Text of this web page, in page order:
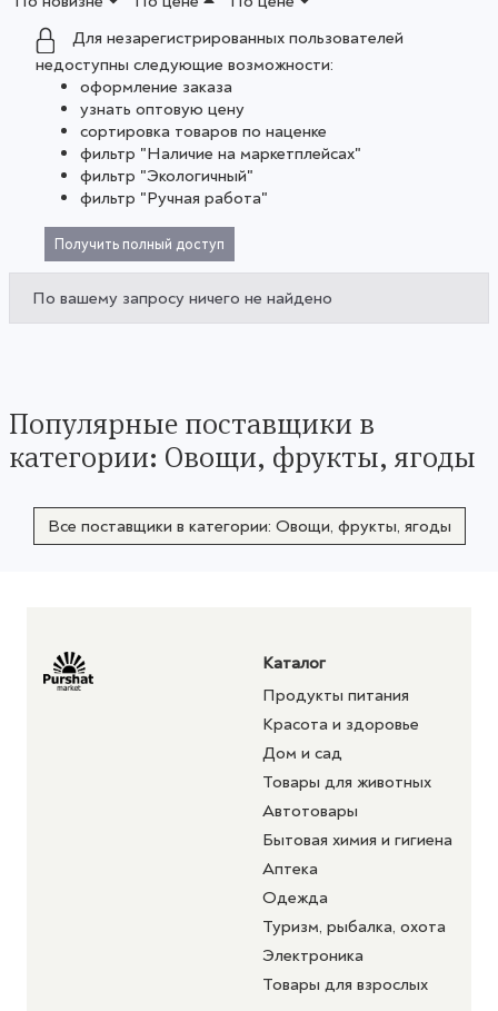
Для незарегистрированных пользователей
недоступны следующие возможности:
оформление заказа
узнать оптовую цену
сортировка товаров по наценке
фильтр "Наличие на маркетплейсах"
фильтр "Экологичный"
фильтр "Ручная работа"
Получить полный доступ
По вашему запросу ничего не найдено
Популярные поставщики в
категории: Овощи, фрукты, ягоды
Все поставщики в категории: Овощи, фрукты, ягоды
Каталог
Продукты питания
Красота и здоровье
Дом и сад
Товары для животных
Автотовары
Бытовая химия и гигиена
Аптека
Одежда
Туризм, рыбалка, охота
Электроника
Товары для взрослых